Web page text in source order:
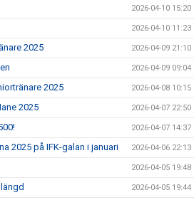
2026-04-10 15:20
2026-04-10 11:23
2025 2026-04-09 21:10
2026-04-09 09:04
2025 2026-04-08 10:15
2025 2026-04-07 22:50
2026-04-07 14:37
2025 på IFK-galan i januari 2026-04-06 22:13
2026-04-05 19:48
2026-04-05 19:44